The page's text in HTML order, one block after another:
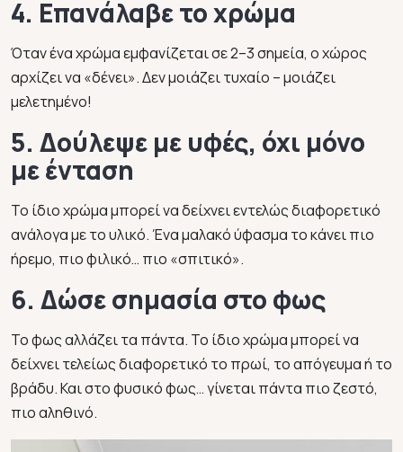
4. Επανάλαβε το χρώμα
Όταν ένα χρώμα εμφανίζεται σε 2–3 σημεία, ο χώρος
αρχίζει να «δένει». Δεν μοιάζει τυχαίο – μοιάζει
μελετημένο!
5. Δούλεψε με υφές, όχι μόνο
με ένταση
Το ίδιο χρώμα μπορεί να δείχνει εντελώς διαφορετικό
ανάλογα με το υλικό. Ένα μαλακό ύφασμα το κάνει πιο
ήρεμο, πιο φιλικό… πιο «σπιτικό».
6. Δώσε σημασία στο φως
Το φως αλλάζει τα πάντα. Το ίδιο χρώμα μπορεί να
δείχνει τελείως διαφορετικό το πρωί, το απόγευμα ή το
βράδυ. Και στο φυσικό φως… γίνεται πάντα πιο ζεστό,
πιο αληθινό.